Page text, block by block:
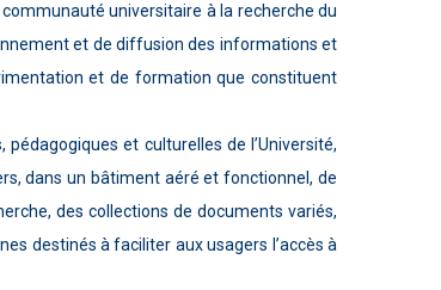
universitaire à la recherche du
et de diffusion des informations et
et de formation que constituent
et culturelles de l’Université,
dans un bâtiment aéré et fonctionnel, de
des collections de documents variés,
destinés à faciliter aux usagers l’accès à